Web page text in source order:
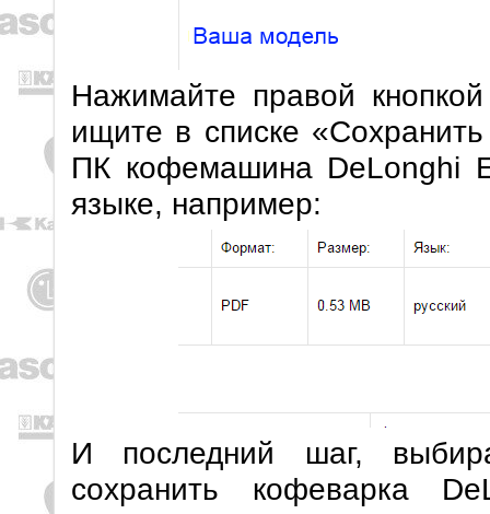
Нажимайте правой
ищите в списке
ПК кофемашина DeLonghi
языке, например:
И последний шаг,
сохранить кофеварка